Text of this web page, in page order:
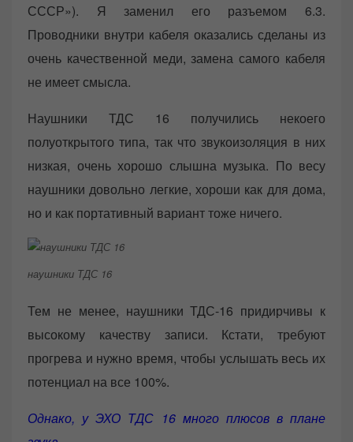
СССР»). Я заменил его разъемом 6.3.
Проводники внутри кабеля оказались сделаны из
очень качественной меди, замена самого кабеля
не имеет смысла.
Наушники ТДС 16 получились некоего
полуоткрытого типа, так что звукоизоляция в них
низкая, очень хорошо слышна музыка. По весу
наушники довольно легкие, хороши как для дома,
но и как портативный вариант тоже ничего.
наушники ТДС 16
Тем не менее, наушники ТДС-16 придирчивы к
высокому качеству записи. Кстати, требуют
прогрева и нужно время, чтобы услышать весь их
потенциал на все 100%.
Однако, у ЭХО ТДС 16 много плюсов в плане